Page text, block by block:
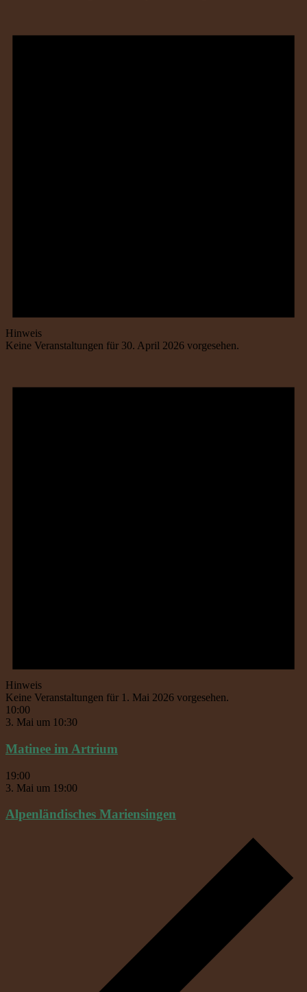
Hinweis
Keine Veranstaltungen für 30. April 2026 vorgesehen.
Hinweis
Keine Veranstaltungen für 1. Mai 2026 vorgesehen.
10:00
3. Mai um 10:30
Matinee im Artrium
19:00
3. Mai um 19:00
Alpenländisches Mariensingen